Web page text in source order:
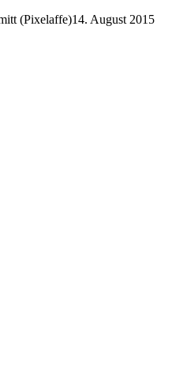
(Pixelaffe)14. August 2015